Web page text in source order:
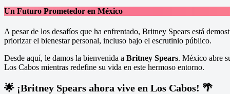
Un Futuro Prometedor en México
A pesar de los desafíos que ha enfrentado, Britney Spears está
priorizar el bienestar personal, incluso bajo el escrutinio público.
Desde aquí, le damos la bienvenida a Britney Spears. México abre
Los Cabos mientras redefine su vida en este hermoso entorno.
🌟 ¡Britney Spears ahora vive en Los Cabos! 🌴